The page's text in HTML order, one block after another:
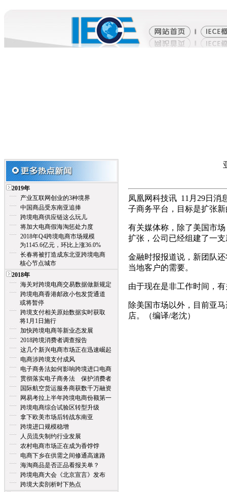
2019年
产业互联网创业的3种境界
中国商品受东南亚追捧
跨境电商供应链这么玩儿
将加大电商假海淘惩处力度
2018年Q4跨境电商市场规模
为1145.6亿元，环比上涨36.0%
长春将被打造成东北亚跨境电商
核心节点城市
2018年
海关对跨境电商交易数据做新规定
跨境电商香港邮政小包发货通道
或将暂停
跨境支付相关原始数据实时获取
将1月1日施行
加快跨境电商等新业态发展
2018跨境消费者调查报告
这几个新兴电商市场正在迅速崛起
电商涉跨境支付成风
电子商务法如何影响跨境进口电商
贯彻落实电子商务法 保护消费者
国际航空货运服务商获数千万融资
网易考拉上半年跨境电商份额第一
跨境电商综合试验区转型升级
拿下欧美市场后转战东南亚
跨境进口规模稳增
人员流失制约行业发展
农村电商市场正在成为香饽饽
电商下乡在供需之间修通高速路
海淘商品是否正品看报关单？
跨境电商大会《北京宣言》发布
跨境大卖剖析时下热点
凤凰网科技讯 11月29日消
子商务平台，目标是扩张
有关媒体称，除了美国市
扩张，公司已经组建了一
金融时报报道说，新团队
当地客户的需要。
由于现在是非工作时间，
除美国市场以外，目前亚
店。（编译/老沈）